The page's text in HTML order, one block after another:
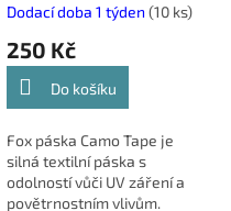
Dodací doba 1 týden (10 ks)
250 Kč
Do košíku
Fox páska Camo Tape je
silná textilní páska s
odolností vůči UV záření a
povětrnostním vlivům.